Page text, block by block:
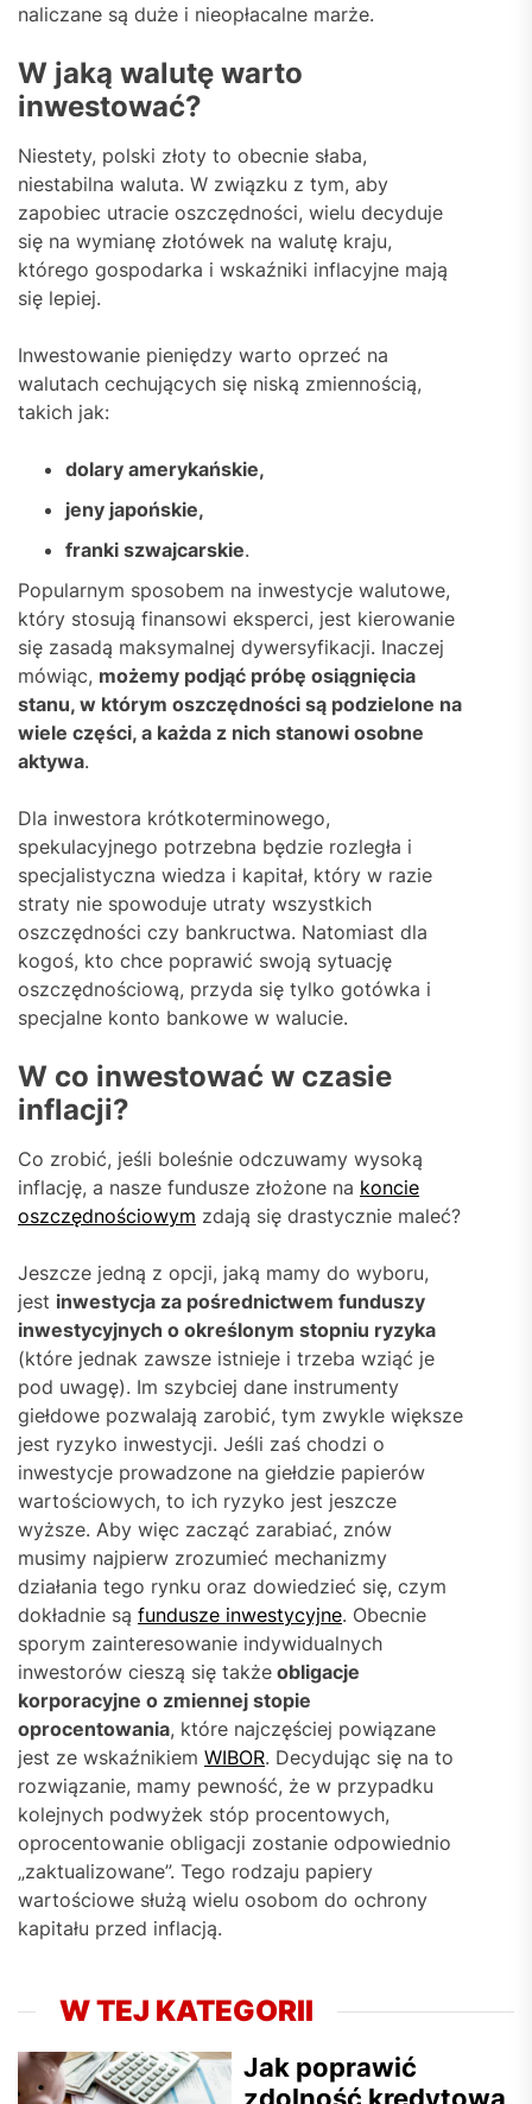
naliczane są duże i nieopłacalne marże.
W jaką walutę warto
inwestować?
Niestety, polski złoty to obecnie słaba,
niestabilna waluta. W związku z tym, aby
zapobiec utracie oszczędności, wielu decyduje
się na wymianę złotówek na walutę kraju,
którego gospodarka i wskaźniki inflacyjne mają
się lepiej.
Inwestowanie pieniędzy warto oprzeć na
walutach cechujących się niską zmiennością,
takich jak:
dolary amerykańskie,
jeny japońskie,
franki szwajcarskie.
Popularnym sposobem na inwestycje walutowe,
który stosują finansowi eksperci, jest kierowanie
się zasadą maksymalnej dywersyfikacji. Inaczej
mówiąc, możemy podjąć próbę osiągnięcia
stanu, w którym oszczędności są podzielone na
wiele części, a każda z nich stanowi osobne
aktywa.
Dla inwestora krótkoterminowego,
spekulacyjnego potrzebna będzie rozległa i
specjalistyczna wiedza i kapitał, który w razie
straty nie spowoduje utraty wszystkich
oszczędności czy bankructwa. Natomiast dla
kogoś, kto chce poprawić swoją sytuację
oszczędnościową, przyda się tylko gotówka i
specjalne konto bankowe w walucie.
W co inwestować w czasie
inflacji?
Co zrobić, jeśli boleśnie odczuwamy wysoką
inflację, a nasze fundusze złożone na koncie
oszczędnościowym zdają się drastycznie maleć?
Jeszcze jedną z opcji, jaką mamy do wyboru,
jest inwestycja za pośrednictwem funduszy
inwestycyjnych o określonym stopniu ryzyka
(które jednak zawsze istnieje i trzeba wziąć je
pod uwagę). Im szybciej dane instrumenty
giełdowe pozwalają zarobić, tym zwykle większe
jest ryzyko inwestycji. Jeśli zaś chodzi o
inwestycje prowadzone na giełdzie papierów
wartościowych, to ich ryzyko jest jeszcze
wyższe. Aby więc zacząć zarabiać, znów
musimy najpierw zrozumieć mechanizmy
działania tego rynku oraz dowiedzieć się, czym
dokładnie są fundusze inwestycyjne. Obecnie
sporym zainteresowanie indywidualnych
inwestorów cieszą się także obligacje
korporacyjne o zmiennej stopie
oprocentowania, które najczęściej powiązane
jest ze wskaźnikiem WIBOR. Decydując się na to
rozwiązanie, mamy pewność, że w przypadku
kolejnych podwyżek stóp procentowych,
oprocentowanie obligacji zostanie odpowiednio
„zaktualizowane”. Tego rodzaju papiery
wartościowe służą wielu osobom do ochrony
kapitału przed inflacją.
W TEJ KATEGORII
Jak poprawić